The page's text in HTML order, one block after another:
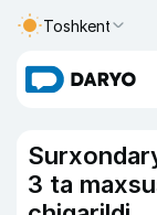
Toshkent
3 ta